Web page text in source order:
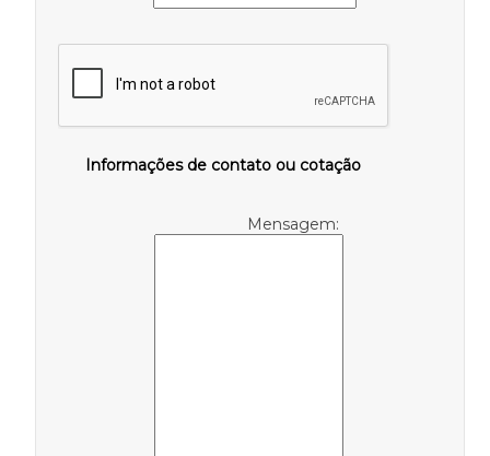
Informações de contato ou cotação
Mensagem: